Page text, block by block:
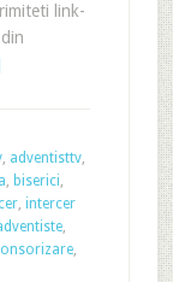
link-
, adventisttv,
, biserici,
, intercer
,
,